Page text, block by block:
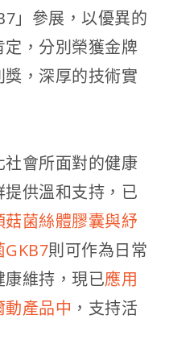
」參展，以優異的
，分別榮獲金牌
，深厚的技術實
社會所面對的健康
供溫和支持，已
菌絲體膠囊與紓
GKB7則可作為日常
維持，現已應用
產品中 ，支持活